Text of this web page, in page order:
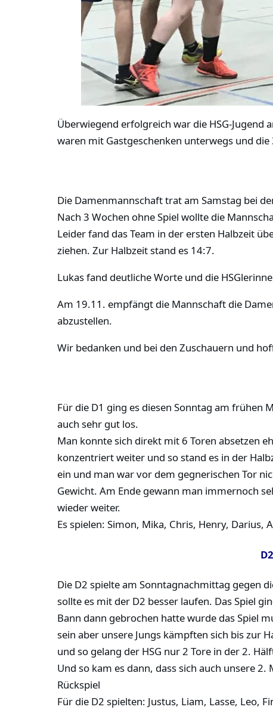
Überwiegend erfolgreich war die HSG-
waren mit Gastgeschenken unterwegs und
Die Damenmannschaft trat am Samstag bei
Nach 3 Wochen ohne Spiel wollte die
Leider fand das Team in der ersten Halbzeit
ziehen. Zur Halbzeit stand es 14:7.
Lukas fand deutliche Worte und die
Am 19.11. empfängt die Mannschaft die
abzustellen.
Wir bedanken und bei den Zuschauern und
Für die D1 ging es diesen Sonntag am frühen
auch sehr gut los.
Man konnte sich direkt mit 6 Toren absetzen
konzentriert weiter und so stand es in der
ein und man war vor dem gegnerischen Tor
Gewicht. Am Ende gewann man immernoch
wieder weiter.
Es spielen: Simon, Mika, Chris, Henry, Darius,
Die D2 spielte am Sonntagnachmittag gegen
sollte es mit der D2 besser laufen. Das Spiel
Bann dann gebrochen hatte wurde das Spiel
sein aber unsere Jungs kämpften sich bis zur
und so gelang der HSG nur 2 Tore in der 2.
Und so kam es dann, dass sich auch unsere
Rückspiel
Für die D2 spielten: Justus, Liam, Lasse, Leo,